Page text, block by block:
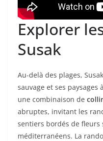
Explorer
Susak
Au-delà des plages,
sauvage et ses paysages
une combinaison de
abruptes, invitant les
sentiers bordés de fleurs
méditerranéens. La